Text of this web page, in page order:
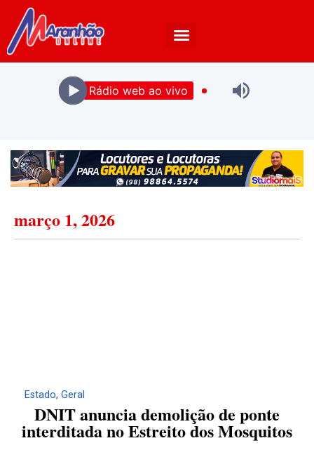
Rádio web ao vivo
março 1, 2026
Estado, Geral
DNIT anuncia demolição de ponte
interditada no Estreito dos Mosquitos